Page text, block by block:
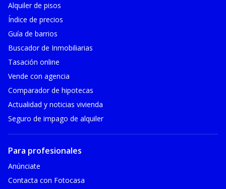
Alquiler de pisos
Índice de precios
Guía de barrios
Buscador de Inmobiliarias
Tasación online
Vende con agencia
Comparador de hipotecas
Actualidad y noticias vivienda
Seguro de impago de alquiler
Para profesionales
Anúnciate
Contacta con Fotocasa